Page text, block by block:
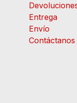
Entrega
Envío
Contáctanos